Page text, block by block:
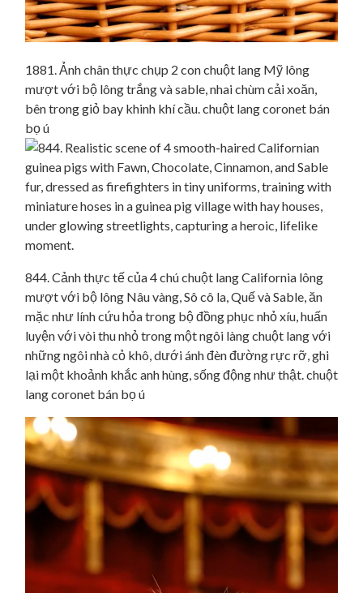
1881. Ảnh chân thực chụp 2 con chuột lang Mỹ lông
mượt với bộ lông trắng và sable, nhai chùm cải xoăn,
bên trong giỏ bay khinh khí cầu. chuột lang coronet bán
bọ ú
844. Cảnh thực tế của 4 chú chuột lang California lông
mượt với bộ lông Nâu vàng, Sô cô la, Quế và Sable, ăn
mặc như lính cứu hỏa trong bộ đồng phục nhỏ xíu, huấn
luyện với vòi thu nhỏ trong một ngôi làng chuột lang với
những ngôi nhà cỏ khô, dưới ánh đèn đường rực rỡ, ghi
lại một khoảnh khắc anh hùng, sống động như thật. chuột
lang coronet bán bọ ú